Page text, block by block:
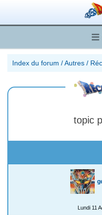
Index du forum /Autres /
topic
Lundi 11